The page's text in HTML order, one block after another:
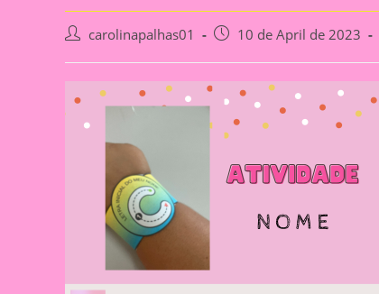
Post carolinapalhas01
Post 10 de April de 2023